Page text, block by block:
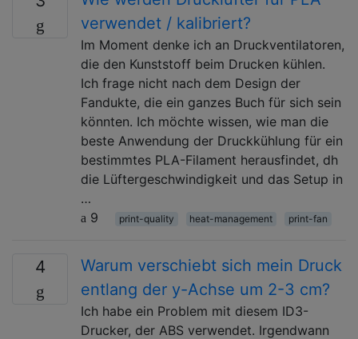
verwendet / kalibriert?
Im Moment denke ich an Druckventilatoren,
die den Kunststoff beim Drucken kühlen.
Ich frage nicht nach dem Design der
Fandukte, die ein ganzes Buch für sich sein
könnten. Ich möchte wissen, wie man die
beste Anwendung der Druckkühlung für ein
bestimmtes PLA-Filament herausfindet, dh
die Lüftergeschwindigkeit und das Setup in
…
9
print-quality heat-management print-fan
4
Warum verschiebt sich mein Druck
entlang der y-Achse um 2-3 cm?
Ich habe ein Problem mit diesem ID3-
Drucker, der ABS verwendet. Irgendwann